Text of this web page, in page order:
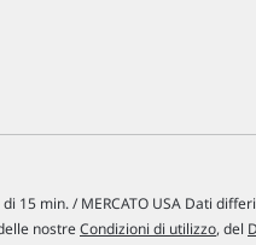
15 min. / MERCATO USA Dati
nostreCondizioni di utilizzo, del